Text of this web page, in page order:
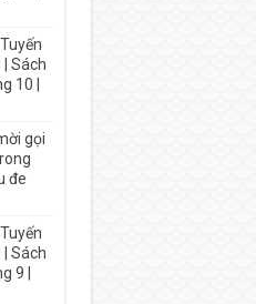
Sách
10 |
gọi
đe
Sách
9 |